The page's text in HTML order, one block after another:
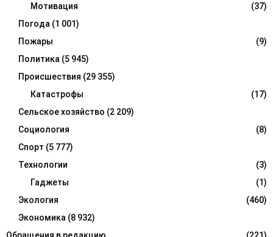
Мотивация
(37)
Погода (1 001)
Пожары
(9)
Политика (5 945)
Происшествия (29 355)
Катастрофы
(17)
Сельское хозяйство (2 209)
Социология
(8)
Спорт (5 777)
Технологии
(3)
Гаджеты
(1)
Экология
(460)
Экономика (8 932)